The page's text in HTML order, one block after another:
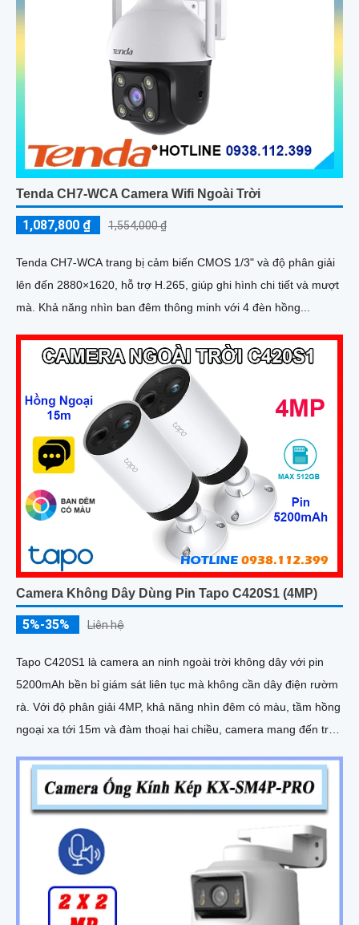
Tenda CH7-WCA Camera Wifi Ngoài Trời
1,087,800 ₫ 1,554,000 ₫
Tenda CH7-WCA trang bị cảm biến CMOS 1/3" và độ phân giải
lên đến 2880×1620, hỗ trợ H.265, giúp ghi hình chi tiết và mượt
mà. Khả năng nhìn ban đêm thông minh với 4 đèn hồng...
Camera Không Dây Dùng Pin Tapo C420S1 (4MP)
5%-35% Liên hệ
Tapo C420S1 là camera an ninh ngoài trời không dây với pin
5200mAh bền bỉ giám sát liên tục mà không cần dây điện rườm
rà. Với độ phân giải 4MP, khả năng nhìn đêm có màu, tầm hồng
ngoại xa tới 15m và đàm thoại hai chiều, camera mang đến trải